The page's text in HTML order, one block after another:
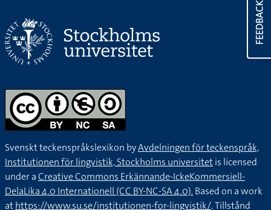
FEEDBACK
Svenskt teckenspråkslexikon byAvdelningen för teckenspråk,
Institutionen för lingvistik, Stockholms universitetis licensed
under aCreative Commons Erkännande-IckeKommersiell-
DelaLika 4.0 Internationell (CC BY-NC-SA 4.0).Based on a work
athttps://www.su.se/institutionen-for-lingvistik/. Tillstånd